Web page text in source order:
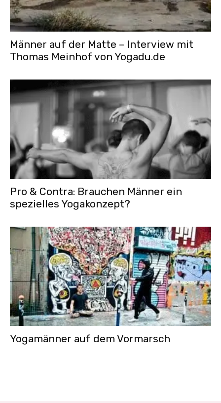
Männer auf der Matte – Interview mit
Thomas Meinhof von Yogadu.de
Pro & Contra: Brauchen Männer ein
spezielles Yogakonzept?
Yogamänner auf dem Vormarsch